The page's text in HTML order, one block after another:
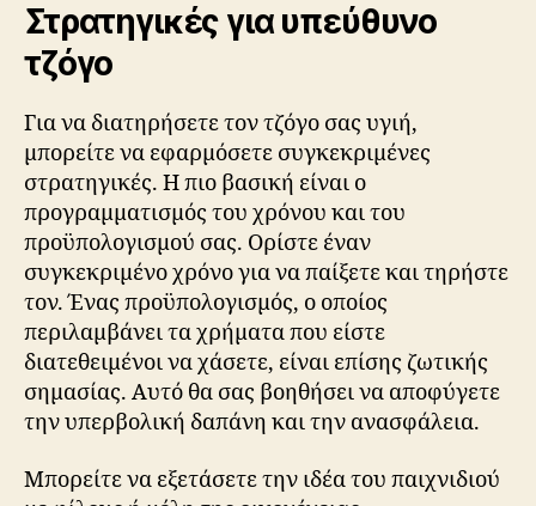
Στρατηγικές για υπεύθυνο
τζόγο
Για να διατηρήσετε τον τζόγο σας υγιή,
μπορείτε να εφαρμόσετε συγκεκριμένες
στρατηγικές. Η πιο βασική είναι ο
προγραμματισμός του χρόνου και του
προϋπολογισμού σας. Ορίστε έναν
συγκεκριμένο χρόνο για να παίξετε και τηρήστε
τον. Ένας προϋπολογισμός, ο οποίος
περιλαμβάνει τα χρήματα που είστε
διατεθειμένοι να χάσετε, είναι επίσης ζωτικής
σημασίας. Αυτό θα σας βοηθήσει να αποφύγετε
την υπερβολική δαπάνη και την ανασφάλεια.
Μπορείτε να εξετάσετε την ιδέα του παιχνιδιού